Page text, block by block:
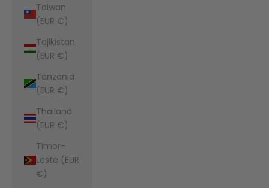
Taiwan
(EUR €)
Tajikistan
(EUR €)
Tanzania
(EUR €)
Thailand
(EUR €)
Timor-
Leste (EUR
€)